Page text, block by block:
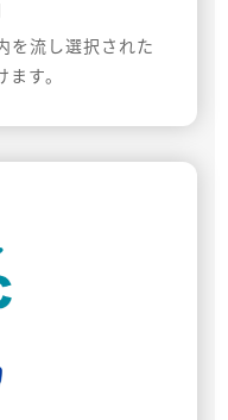
を流し選択された
す。